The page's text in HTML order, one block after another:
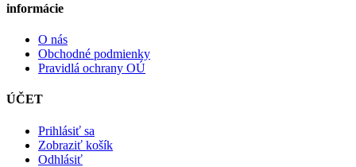
informácie
O nás
Obchodné podmienky
Pravidlá ochrany OÚ
ÚČET
Prihlásiť sa
Zobraziť košík
Odhlásiť